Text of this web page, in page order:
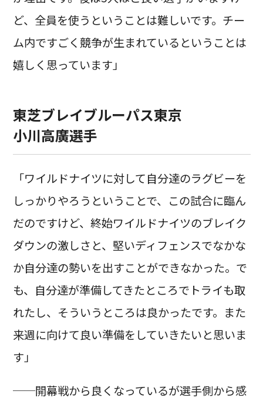
ど、全員を使うということは難しいです。チー
ム内ですごく競争が生まれているということは
嬉しく思っています」
東芝ブレイブルーパス東京
小川高廣選手
「ワイルドナイツに対して自分達のラグビーを
しっかりやろうということで、この試合に臨ん
だのですけど、終始ワイルドナイツのブレイク
ダウンの激しさと、堅いディフェンスでなかな
か自分達の勢いを出すことができなかった。で
も、自分達が準備してきたところでトライも取
れたし、そういうところは良かったです。また
来週に向けて良い準備をしていきたいと思いま
す」
──開幕戦から良くなっているが選手側から感